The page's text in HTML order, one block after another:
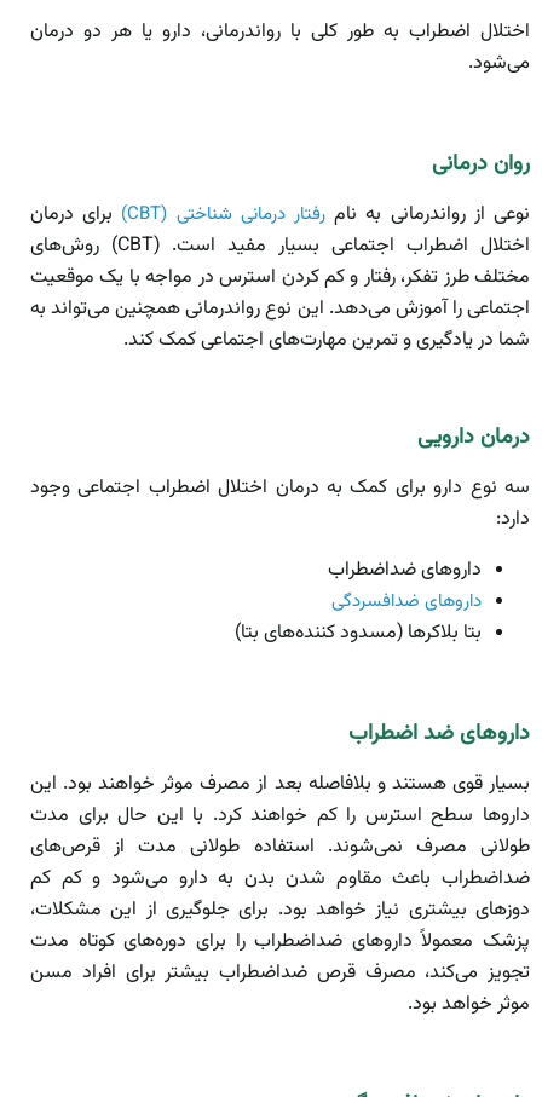
اختلال اضطراب به طور کلی با رواندرمانی، دارو یا هر دو درمان
می‌شود.
روان درمانی
نوعی از رواندرمانی به نام رفتار درمانی شناختی (CBT)
برای درمان
اختلال اضطراب اجتماعی بسیار مفید است. (CBT) روش‌های
مختلف طرز تفکر، رفتار و کم کردن استرس در مواجه با یک موقعیت
اجتماعی را آموزش می‌دهد. این نوع رواندرمانی همچنین می‌تواند به
شما در یادگیری و تمرین مهارت‌های اجتماعی کمک کند.
درمان دارویی
سه نوع دارو برای کمک به درمان اختلال اضطراب اجتماعی وجود
دارد:
داروهای ضداضطراب
داروهای ضدافسردگی
بتا بلاکرها (مسدود کننده‌های بتا)
دارو‌های ضد اضطراب
بسیار قوی هستند و بلافاصله بعد از مصرف موثر خواهند بود. این
داروها سطح استرس را کم خواهند کرد. با این حال برای مدت
طولانی مصرف نمی‌شوند. استفاده طولانی مدت از قرص‌های
ضداضطراب باعث مقاوم شدن بدن به دارو می‌شود و کم کم
دوز‌های بیشتری نیاز خواهد بود. برای جلوگیری از این مشکلات،
پزشک معمولاً داروهای ضداضطراب را برای دوره‌های کوتاه مدت
تجویز می‌کند، مصرف قرص ضداضطراب بیشتر برای افراد مسن
موثر خواهد بود.